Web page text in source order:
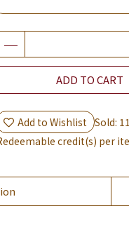
ADD TO CART
Add to Wishlist Sold:
credit(s) per